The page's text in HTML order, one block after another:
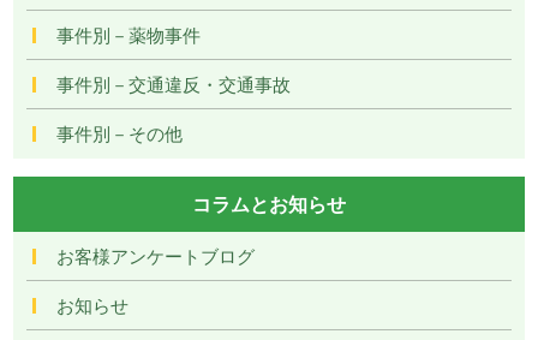
事件別－薬物事件
事件別－交通違反・交通事故
事件別－その他
コラムとお知らせ
お客様アンケートブログ
お知らせ